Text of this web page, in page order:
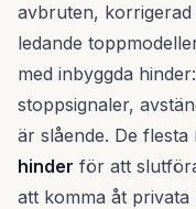
avbruten,
ledande
med inbyggda
stoppsignaler,
är slående. De
hinder för att
att komma åt